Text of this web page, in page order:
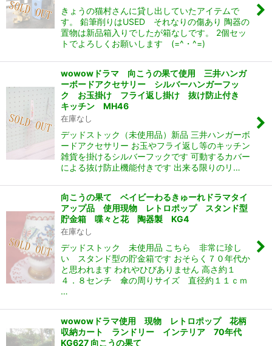
きょうの猫村さんに貸し出していたアイテムで
す。 鉛筆削りはUSED それなりの傷あり 陶器の
置物は新品箱入りでしたが箱なしです。 2個セッ
トでよろしくお願いします (=^・^=)
wowowドラマ 向こうの果て使用 三井ハンガ
ーボードアクセサリー シルバーハンガーフッ
ク お玉掛け フライ返し掛け 抜け防止付き
キッチン MH46
在庫なし
デッドストック（未使用品）新品 三井ハンガーボ
ードアクセサリー お玉やフライ返し等のキッチン
雑貨を掛けるシルバーフックです 可動するカバー
による抜け防止機能付きです 出来る限りのリ…
向こうの果て ベイビーわるきゅーれドラマタイ
アップ品 使用現物 レトロポップ スタンド型
貯金箱 喋々と花 陶器製 KG4
在庫なし
デッドストック 未使用品 こちら 非常に珍し
い スタンド型の貯金箱です おそらく７０年代か
と思われます われやひびありません 高さ約１
４．８センチ 傘の周りサイズ 直径約１１ｃｍ
…
wowowドラマ使用 現物 レトロポップ 花柄
収納カート ランドリー インテリア 70年代
KG627 向こうの果て